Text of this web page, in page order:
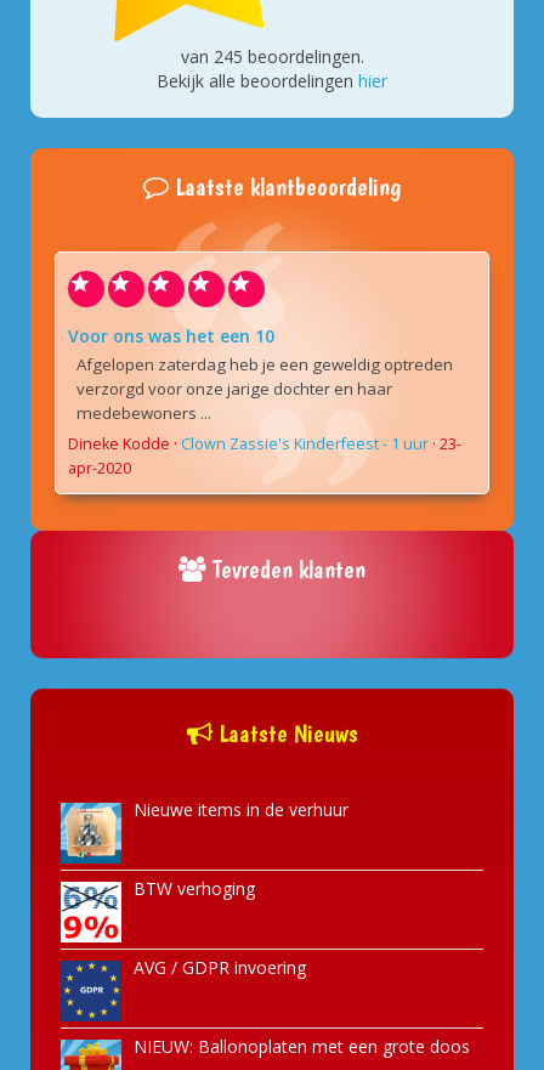
van 245 beoordelingen.
Bekijk alle beoordelingen hier
Laatste klantbeoordeling
Voor ons was het een 10
Afgelopen zaterdag heb je een geweldig optreden
verzorgd voor onze jarige dochter en haar
medebewoners ...
Dineke Kodde · Clown Zassie's Kinderfeest - 1 uur · 23-
apr-2020
Tevreden klanten
Laatste Nieuws
Nieuwe items in de verhuur
BTW verhoging
AVG / GDPR invoering
NIEUW: Ballonoplaten met een grote doos